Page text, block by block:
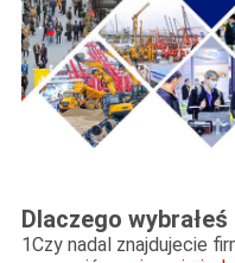
Dlaczego wybrałeś
1Czy nadal znajdujecie